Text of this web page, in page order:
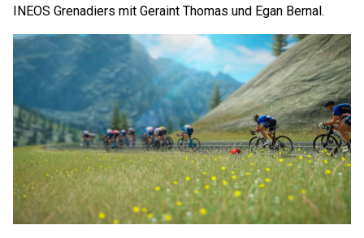
INEOS Grenadiers mit Geraint Thomas und Egan Bernal.